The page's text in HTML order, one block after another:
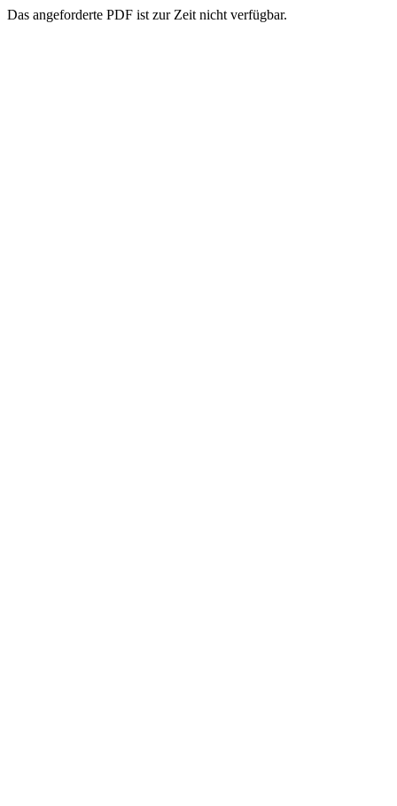
Das angeforderte PDF ist zur Zeit nicht verfügbar.